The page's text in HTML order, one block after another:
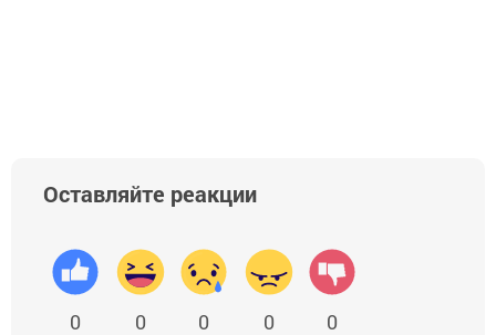
Оставляйте реакции
0 0 0 0 0